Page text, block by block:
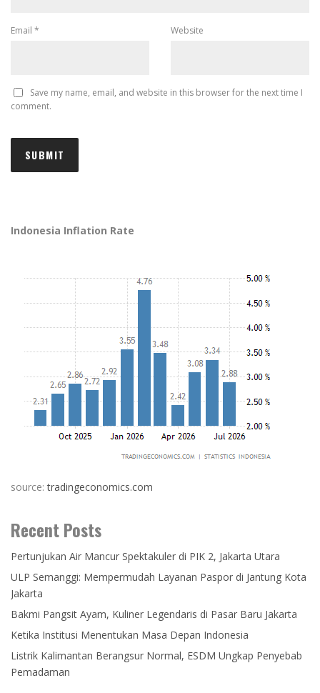
Email * Website
Save my name, email, and website in this browser for the next time I
comment.
Indonesia Inflation Rate
source:tradingeconomics.com
Recent Posts
Pertunjukan Air Mancur Spektakuler di PIK 2, Jakarta Utara
ULP Semanggi: Mempermudah Layanan Paspor di Jantung Kota
Jakarta
Bakmi Pangsit Ayam, Kuliner Legendaris di Pasar Baru Jakarta
Ketika Institusi Menentukan Masa Depan Indonesia
Listrik Kalimantan Berangsur Normal, ESDM Ungkap Penyebab
Pemadaman